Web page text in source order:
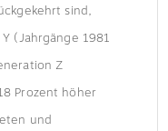
sind,
(Jahrgänge 1981
Z
Prozent höher
und